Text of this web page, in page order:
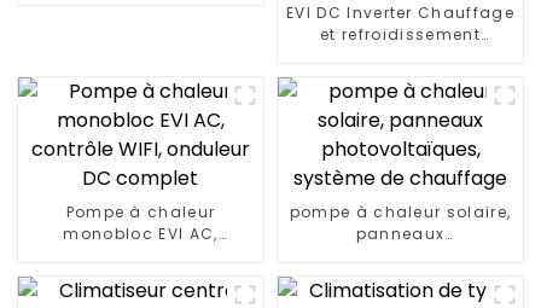
EVI DC Inverter Chauffage
et refroidissement
chaleur
Pompe à chaleur
monobloc EVI AC,
pompe à chaleur solaire,
panneaux